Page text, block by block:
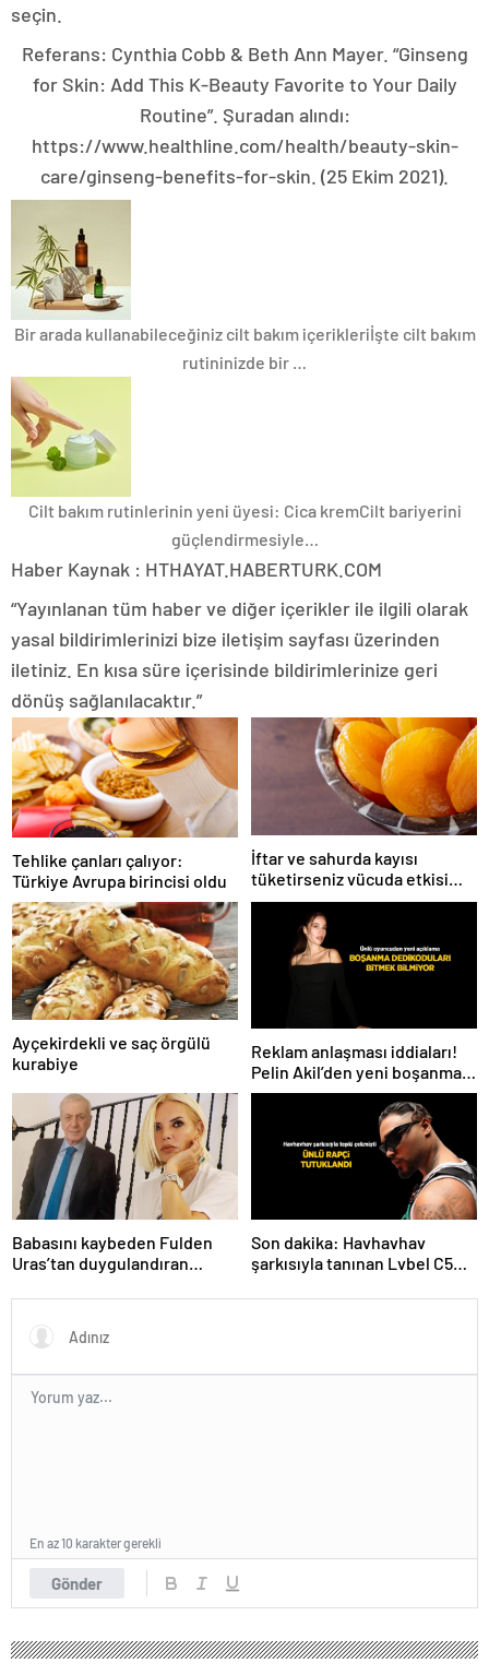
seçin.
Referans: Cynthia Cobb & Beth Ann Mayer. “Ginseng
for Skin: Add This K-Beauty Favorite to Your Daily
Routine”. Şuradan alındı:
https://www.healthline.com/health/beauty-skin-
care/ginseng-benefits-for-skin. (25 Ekim 2021).
Bir arada kullanabileceğiniz cilt bakım içerikleriİşte cilt bakım
rutininizde bir …
Cilt bakım rutinlerinin yeni üyesi: Cica kremCilt bariyerini
güçlendirmesiyle…
Haber Kaynak : HTHAYAT.HABERTURK.COM
“Yayınlanan tüm haber ve diğer içerikler ile ilgili olarak
yasal bildirimlerinizi bize iletişim sayfası üzerinden
iletiniz. En kısa süre içerisinde bildirimlerinize geri
dönüş sağlanılacaktır.”
Tehlike çanları çalıyor:
Türkiye Avrupa birincisi oldu
İftar ve sahurda kayısı
tüketirseniz vücuda etkisi
inanılmaz
Ayçekirdekli ve saç örgülü
kurabiye
Reklam anlaşması iddiaları!
Pelin Akil’den yeni boşanma
açıklaması
Babasını kaybeden Fulden
Uras’tan duygulandıran
Son dakika: Havhavhav
şarkısıyla tanınan Lvbel C5
Gönder
En az 10 karakter gerekli